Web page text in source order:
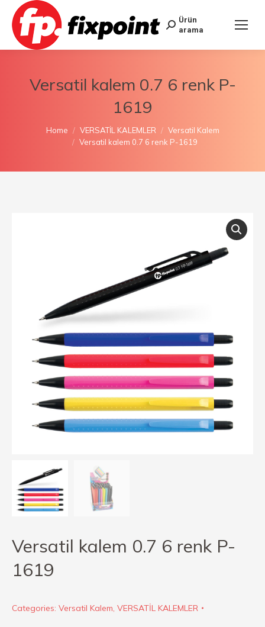
Ürün
arama
Versatil kalem 0.7 6 renk P-
1619
You are here:
Home VERSATİL KALEMLER
Versatil Kalem
Versatil kalem 0.7 6 renk P-1619
Versatil kalem 0.7 6 renk P-
1619
Categories: Versatil Kalem VERSATİL KALEMLER